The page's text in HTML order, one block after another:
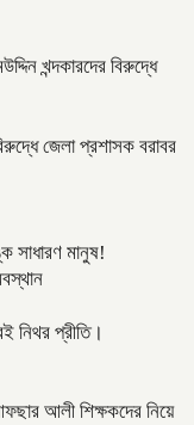
খন্দকারদের বিরুদ্ধে
জেলা প্রশাসক বরাবর
সাধারণ মানুষ!
নিথর প্রীতি।
আলী শিক্ষকদের নিয়ে